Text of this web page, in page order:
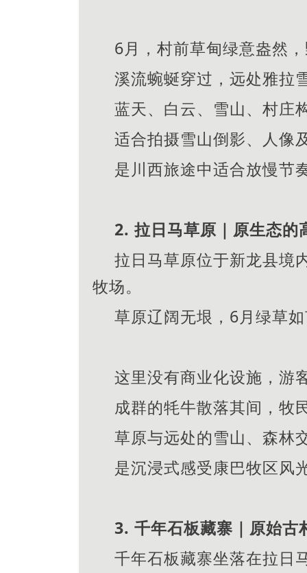
6月，村前草甸绿意盎然
溪流蜿蜒穿过，远处雅拉
蓝天、白云、雪山、村庄
适合拍摄雪山倒影、人像
是川西旅途中适合放慢节
2. 拉日马草原｜原生态的
拉日马草原位于新龙县境
牧场。
草原辽阔无垠，6月绿草
这里没有商业化设施，游
成群的牦牛散落其间，牧
草原与远处的雪山、森林
是沉浸式感受康巴牧区风
3. 千年石板藏寨｜原始古
千年石板藏寨坐落在拉日